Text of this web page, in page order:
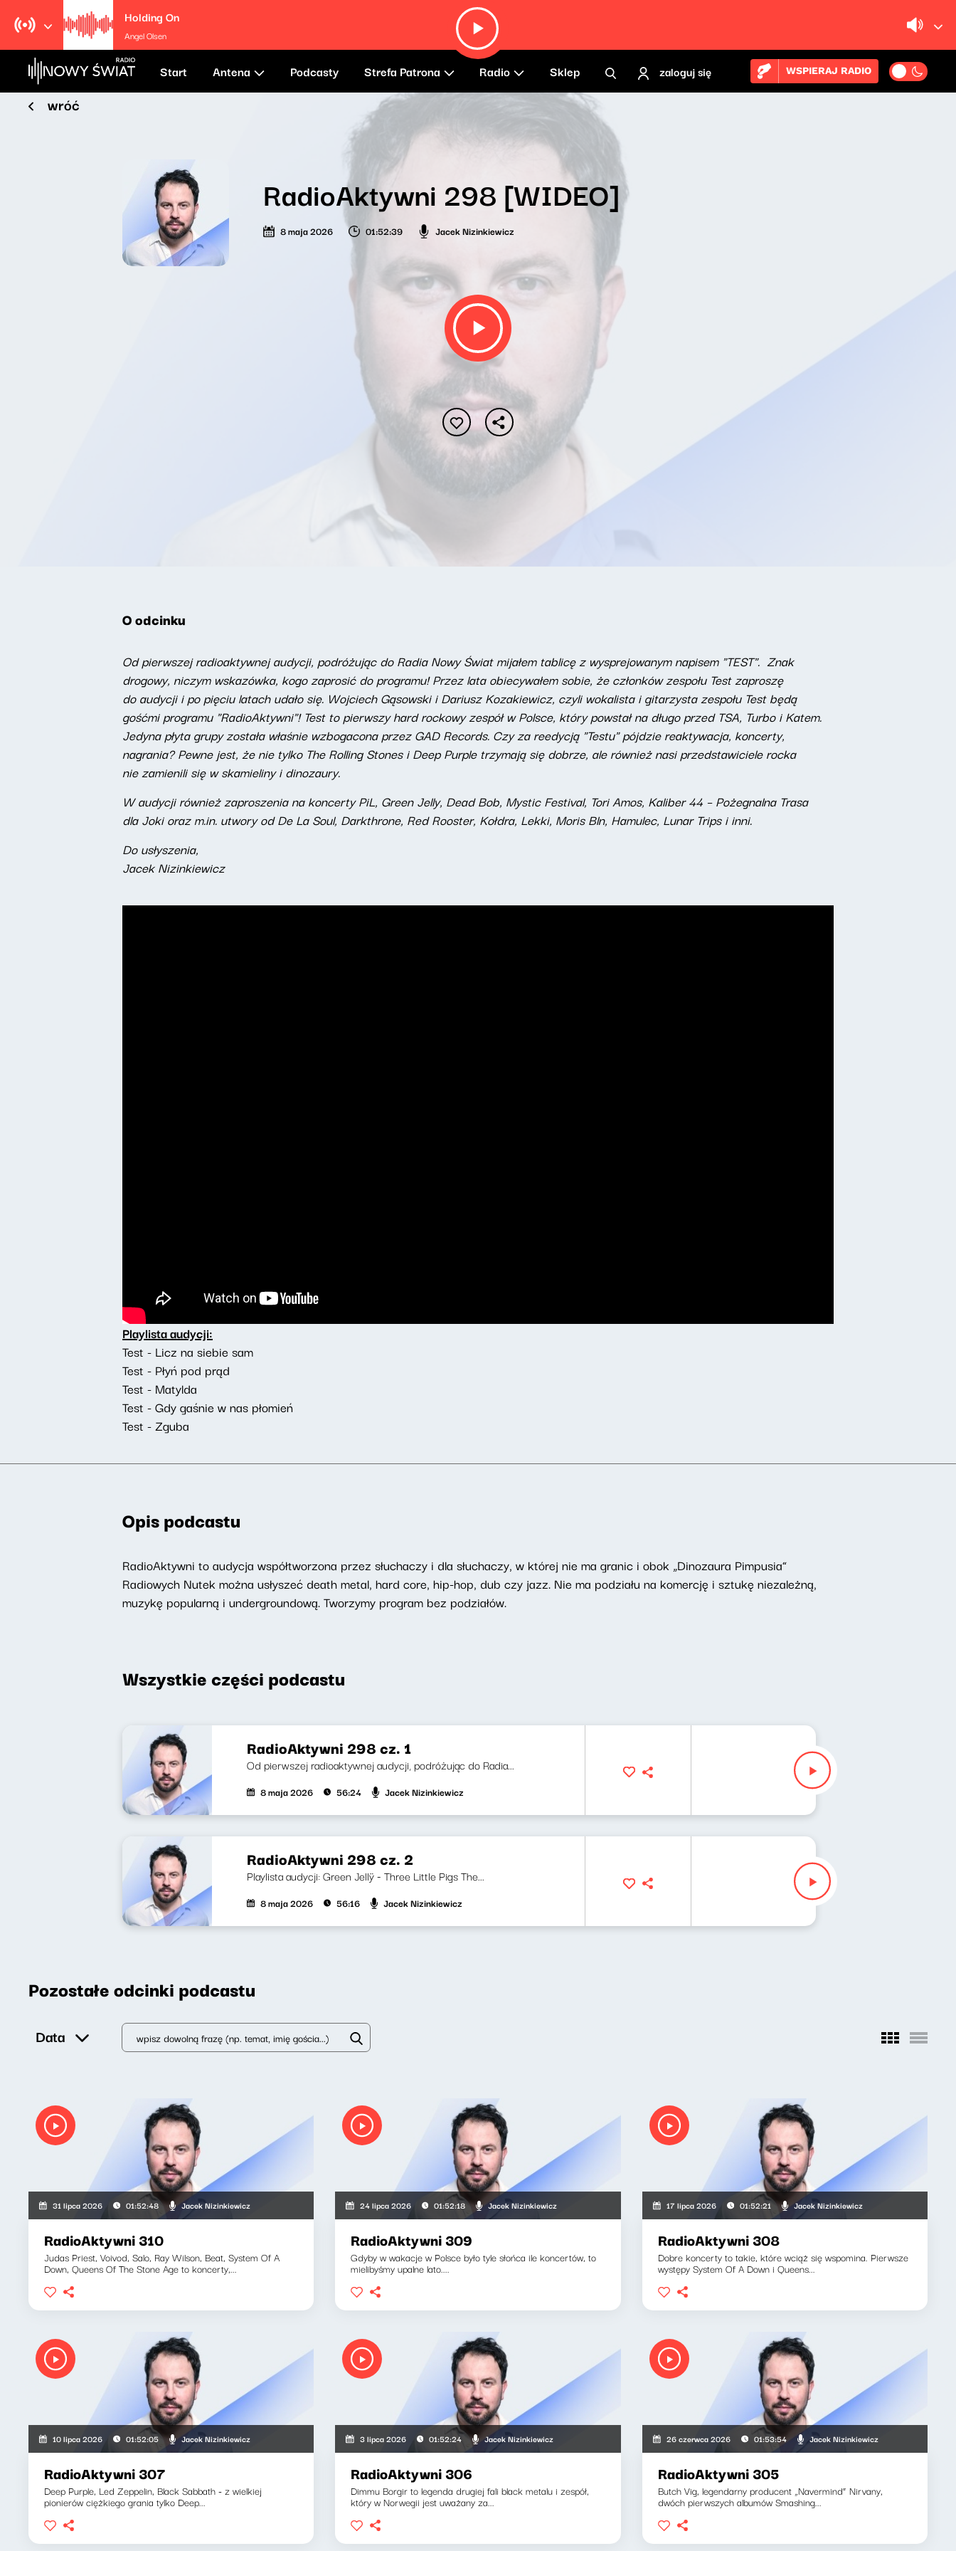
Holding On
Angel Olsen
Start Antena Podcasty Strefa Patrona Radio Sklep zaloguj się WSPIERAJ RADIO
wróć
RadioAktywni 298 [WIDEO]
8 maja 2026 01:52:39 Jacek Nizinkiewicz
O odcinku
Od pierwszej radioaktywnej audycji, podróżując do Radia Nowy Świat mijałem tablicę z wysprejowanym napisem "TEST". Znak
drogowy, niczym wskazówka, kogo zaprosić do programu! Przez lata obiecywałem sobie, że członków zespołu Test zaproszę
do audycji i po pięciu latach udało się. Wojciech Gąsowski i Dariusz Kozakiewicz, czyli wokalista i gitarzysta zespołu Test będą
gośćmi programu "RadioAktywni"! Test to pierwszy hard rockowy zespół w Polsce, który powstał na długo przed TSA, Turbo i Katem.
Jedyna płyta grupy została właśnie wzbogacona przez GAD Records. Czy za reedycją "Testu" pójdzie reaktywacja, koncerty,
nagrania? Pewne jest, że nie tylko The Rolling Stones i Deep Purple trzymają się dobrze, ale również nasi przedstawiciele rocka
nie zamienili się w skamieliny i dinozaury.
W audycji również zaproszenia na koncerty PiL, Green Jelly, Dead Bob, Mystic Festival, Tori Amos, Kaliber 44 – Pożegnalna Trasa
dla Joki oraz m.in. utwory od De La Soul, Darkthrone, Red Rooster, Kołdra, Lekki, Moris Bln, Hamulec, Lunar Trips i inni.
Do usłyszenia,
Jacek Nizinkiewicz
Playlista audycji:
Test - Licz na siebie sam
Test - Płyń pod prąd
Test - Matylda
Test - Gdy gaśnie w nas płomień
Test - Zguba
Opis podcastu
RadioAktywni to audycja współtworzona przez słuchaczy i dla słuchaczy, w której nie ma granic i obok „Dinozaura Pimpusia”
Radiowych Nutek można usłyszeć death metal, hard core, hip-hop, dub czy jazz. Nie ma podziału na komercję i sztukę niezależną,
muzykę popularną i undergroundową. Tworzymy program bez podziałów.
Wszystkie części podcastu
RadioAktywni 298 cz. 1
Od pierwszej radioaktywnej audycji, podróżując do Radia...
8 maja 2026 56:24 Jacek Nizinkiewicz
RadioAktywni 298 cz. 2
Playlista audycji: Green Jellÿ - Three Little Pigs The...
8 maja 2026 56:16 Jacek Nizinkiewicz
Pozostałe odcinki podcastu
Data
31 lipca 2026 01:52:48 Jacek Nizinkiewicz
RadioAktywni 310
Judas Priest, Voivod, Salo, Ray Wilson, Beat, System Of A
Down, Queens Of The Stone Age to koncerty,...
24 lipca 2026 01:52:18 Jacek Nizinkiewicz
RadioAktywni 309
Gdyby w wakacje w Polsce było tyle słońca ile koncertów, to
mielibyśmy upalne lato....
17 lipca 2026 01:52:21 Jacek Nizinkiewicz
RadioAktywni 308
Dobre koncerty to takie, które wciąż się wspomina. Pierwsze
występy System Of A Down i Queens...
10 lipca 2026 01:52:05 Jacek Nizinkiewicz
RadioAktywni 307
Deep Purple, Led Zeppelin, Black Sabbath - z wielkiej
pionierów ciężkiego grania tylko Deep...
3 lipca 2026 01:52:24 Jacek Nizinkiewicz
RadioAktywni 306
Dimmu Borgir to legenda drugiej fali black metalu i zespół,
który w Norwegii jest uważany za...
26 czerwca 2026 01:53:54 Jacek Nizinkiewicz
RadioAktywni 305
Butch Vig, legendarny producent „Navermind” Nirvany,
dwóch pierwszych albumów Smashing...